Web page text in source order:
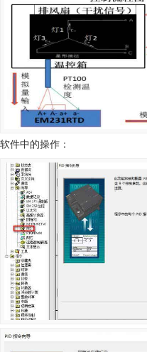
软件中的操作：